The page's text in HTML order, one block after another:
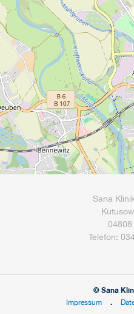
Sana
04808
Telefon:
© Sana
Impressum